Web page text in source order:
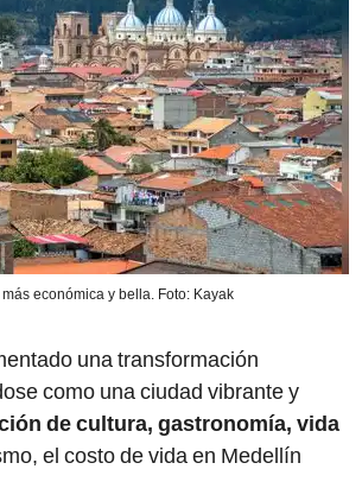
económica y bella. Foto: Kayak
una transformación
como una ciudad vibrante y
de cultura, gastronomía, vida
el costo de vida en Medellín